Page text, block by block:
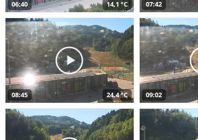
06:40 14,1 °C 07:42
08:45 24,4 °C 09:02